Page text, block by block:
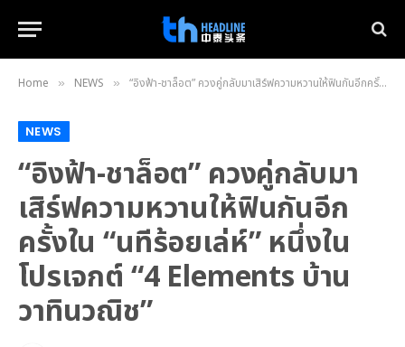
Home » NEWS » “อิงฟ้า-ชาล็อต” ควงคู่กลับมาเสิร์ฟความหวานให้ฟินกันอีกครั้งใน “นทีร้อยเล่ห์” หนึ่งในโปรเจกต์ “4 Elements บ้านวาทินวณิช”
NEWS
“อิงฟ้า-ชาล็อต” ควงคู่กลับมา
เสิร์ฟความหวานให้ฟินกันอีก
ครั้งใน “นทีร้อยเล่ห์” หนึ่งใน
โปรเจกต์ “4 Elements บ้าน
วาทินวณิช”